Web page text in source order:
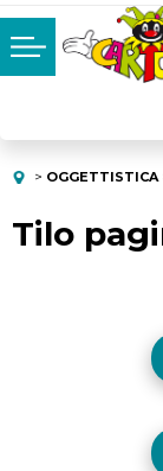
OGGETTISTICA
Tilo